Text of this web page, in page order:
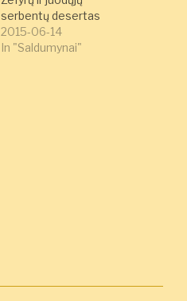
serbentų desertas
2015-06-14
In "Saldumynai"